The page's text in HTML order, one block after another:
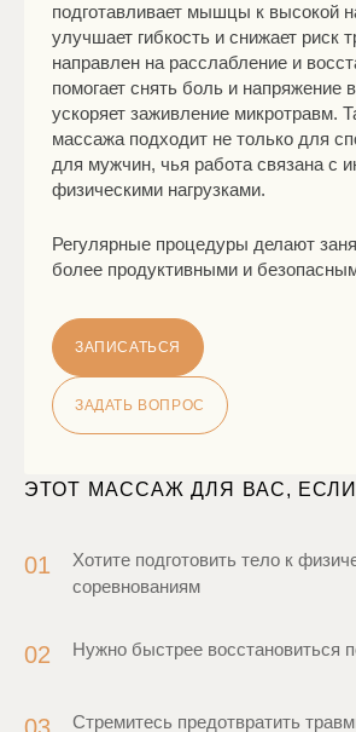
ЭТОТ МАССАЖ ДЛЯ ВАС,
01
Хотите подготовить тело к
соревнованиям
02 Нужно быстрее восстановиться
Стремитесь предотвратить
подготавливает мышцы к высокой
улучшает гибкость и снижает риск
направлен на расслабление и
помогает снять боль и напряжение
ускоряет заживление микротравм.
массажа подходит не только для
для мужчин, чья работа связана с
физическими нагрузками.
Регулярные процедуры делают
более продуктивными и
ЗАПИСАТЬСЯ
ЗАДАТЬ ВОПРОС